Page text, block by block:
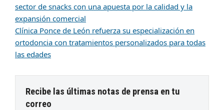
sector de snacks con una apuesta por la calidad y la
expansión comercial
Clínica Ponce de León refuerza su especialización en
ortodoncia con tratamientos personalizados para todas
las edades
Recibe las últimas notas de prensa en tu
correo